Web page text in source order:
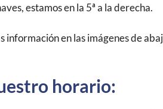
estamos en la 5ª a la derecha.
información en las imágenes de
horario: